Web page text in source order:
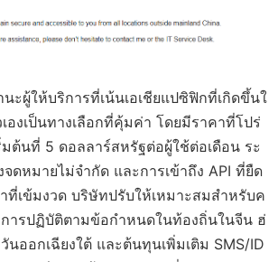
ะผู้ให้บริการที่เน้นเอเชียแปซิฟิกที่เกิดขึ้นใ
องเป็นทางเลือกที่คุ้มค่า โดยมีราคาที่โปร่
ต้นที่ 5 ดอลลาร์สหรัฐต่อผู้ใช้ต่อเดือน ระ
ดหมายไม่จำกัด และการเข้าถึง API ที่ยืด
ที่เข้มงวด บริษัทปรับให้เหมาะสมสำหรับค
ารปฏิบัติตามข้อกำหนดในท้องถิ่นในจีน ฮ่
นออกเฉียงใต้ และต้นทุนเพิ่มเติม SMS/ID